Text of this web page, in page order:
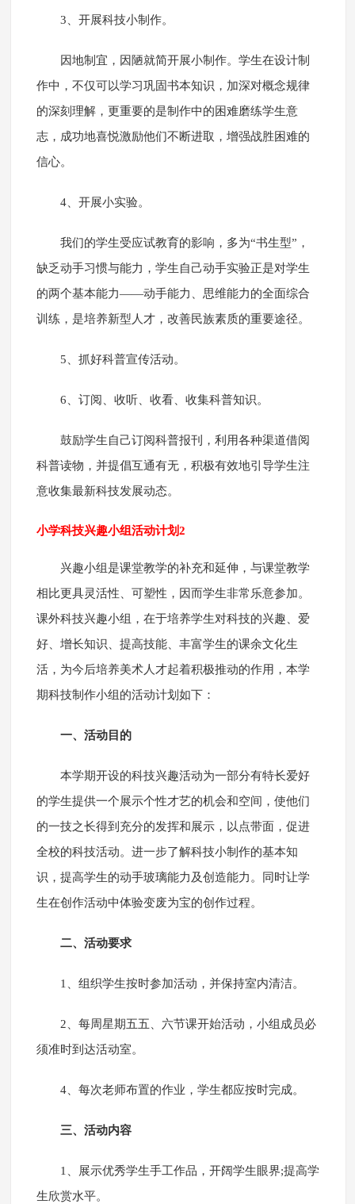
3、开展科技小制作。
因地制宜，因陋就简开展小制作。学生在设计制
作中，不仅可以学习巩固书本知识，加深对概念规律
的深刻理解，更重要的是制作中的困难磨练学生意
志，成功地喜悦激励他们不断进取，增强战胜困难的
信心。
4、开展小实验。
我们的学生受应试教育的影响，多为“书生型”，
缺乏动手习惯与能力，学生自己动手实验正是对学生
的两个基本能力——动手能力、思维能力的全面综合
训练，是培养新型人才，改善民族素质的重要途径。
5、抓好科普宣传活动。
6、订阅、收听、收看、收集科普知识。
鼓励学生自己订阅科普报刊，利用各种渠道借阅
科普读物，并提倡互通有无，积极有效地引导学生注
意收集最新科技发展动态。
小学科技兴趣小组活动计划2
兴趣小组是课堂教学的补充和延伸，与课堂教学
相比更具灵活性、可塑性，因而学生非常乐意参加。
课外科技兴趣小组，在于培养学生对科技的兴趣、爱
好、增长知识、提高技能、丰富学生的课余文化生
活，为今后培养美术人才起着积极推动的作用，本学
期科技制作小组的活动计划如下：
一、活动目的
本学期开设的科技兴趣活动为一部分有特长爱好
的学生提供一个展示个性才艺的机会和空间，使他们
的一技之长得到充分的发挥和展示，以点带面，促进
全校的科技活动。进一步了解科技小制作的基本知
识，提高学生的动手玻璃能力及创造能力。同时让学
生在创作活动中体验变废为宝的创作过程。
二、活动要求
1、组织学生按时参加活动，并保持室内清洁。
2、每周星期五五、六节课开始活动，小组成员必
须准时到达活动室。
4、每次老师布置的作业，学生都应按时完成。
三、活动内容
1、展示优秀学生手工作品，开阔学生眼界;提高学
生欣赏水平。